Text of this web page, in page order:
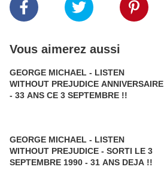
Vous aimerez aussi
GEORGE MICHAEL - LISTEN
WITHOUT PREJUDICE ANNIVERSAIRE
- 33 ANS CE 3 SEPTEMBRE !!
GEORGE MICHAEL - LISTEN
WITHOUT PREJUDICE - SORTI LE 3
SEPTEMBRE 1990 - 31 ANS DEJA !!